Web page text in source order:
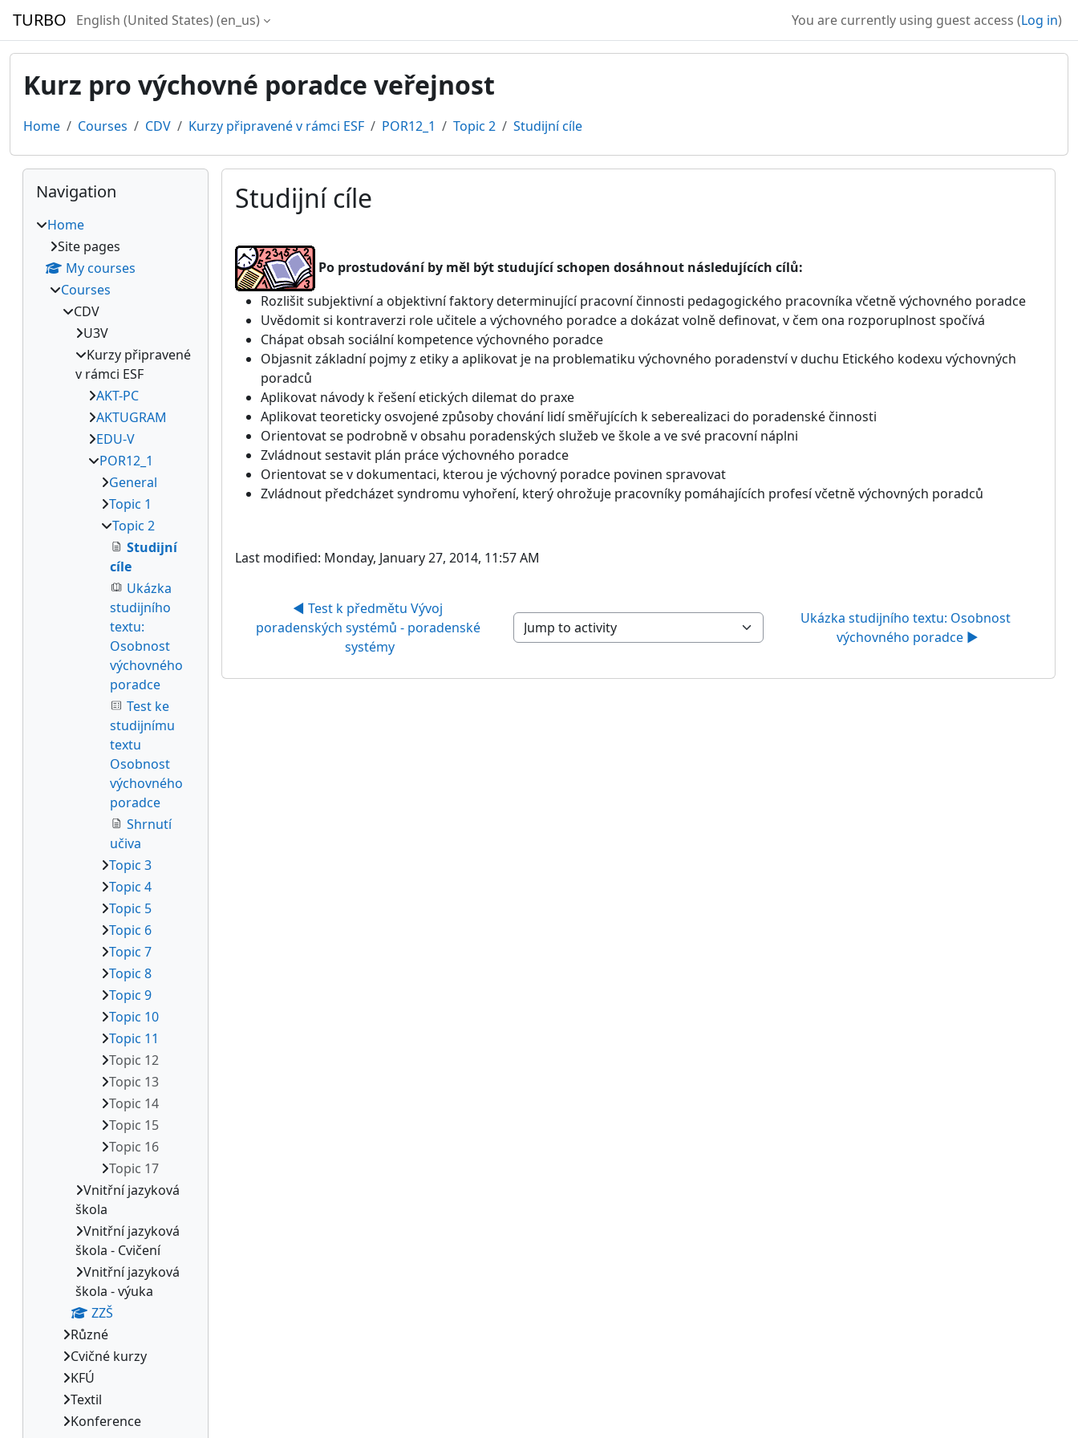
TURBO English (United States) ‎(en_us)‎ You are currently using guest access (Log in)
Kurz pro výchovné poradce veřejnost
Home Courses CDV Kurzy připravené v rámci ESF POR12_1 Topic 2 Studijní cíle
Studijní cíle
Completion requirements
Po prostudování by měl být studující schopen dosáhnout následujících cílů:
Rozlišit subjektivní a objektivní faktory determinující pracovní činnosti pedagogického pracovníka včetně výchovného poradce
Uvědomit si kontraverzi role učitele a výchovného poradce a dokázat volně definovat, v čem ona rozporuplnost spočívá
Chápat obsah sociální kompetence výchovného poradce
Objasnit základní pojmy z etiky a aplikovat je na problematiku výchovného poradenství v duchu Etického kodexu výchovných
poradců
Aplikovat návody k řešení etických dilemat do praxe
Aplikovat teoreticky osvojené způsoby chování lidí směřujících k seberealizaci do poradenské činnosti
Orientovat se podrobně v obsahu poradenských služeb ve škole a ve své pracovní náplni
Zvládnout sestavit plán práce výchovného poradce
Orientovat se v dokumentaci, kterou je výchovný poradce povinen spravovat
Zvládnout předcházet syndromu vyhoření, který ohrožuje pracovníky pomáhajících profesí včetně výchovných poradců
Last modified: Monday, January 27, 2014, 11:57 AM
◀︎ Test k předmětu Vývoj
poradenských systémů - poradenské
systémy
Jump to activity
Ukázka studijního textu: Osobnost
výchovného poradce ▶︎
Blocks
Skip Navigation
Navigation
Home
Site pages
My courses
Courses
CDV
U3V
Kurzy připravené
v rámci ESF
AKT-PC
AKTUGRAM
EDU-V
POR12_1
General
Topic 1
Topic 2
Studijní
cíle
Ukázka
studijního
textu:
Osobnost
výchovného
poradce
Test ke
studijnímu
textu
Osobnost
výchovného
poradce
Shrnutí
učiva
Topic 3
Topic 4
Topic 5
Topic 6
Topic 7
Topic 8
Topic 9
Topic 10
Topic 11
Topic 12
Topic 13
Topic 14
Topic 15
Topic 16
Topic 17
Vnitřní jazyková
škola
Vnitřní jazyková
škola - Cvičení
Vnitřní jazyková
škola - výuka
ZZŠ
Různé
Cvičné kurzy
KFÚ
Textil
Konference